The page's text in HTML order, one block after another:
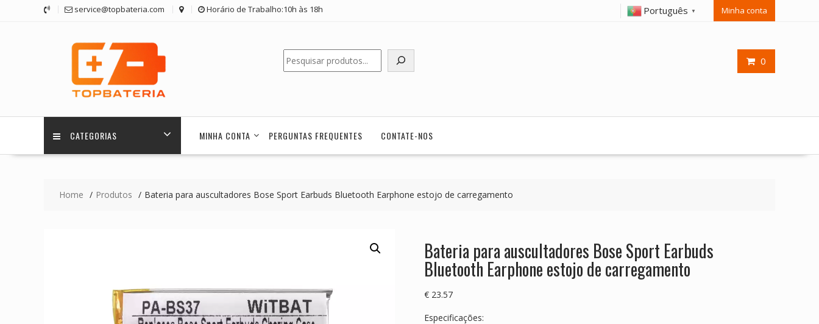
service@topbateria.com Horário de Trabalho:10h às 18h Português ▼ Minha conta
0
Pesquisar
CATEGORIAS MINHA CONTA PERGUNTAS FREQUENTES CONTATE-NOS
Home Produtos Bateria para auscultadores Bose Sport Earbuds Bluetooth Earphone estojo de carregamento
Bateria para auscultadores Bose Sport Earbuds
Bluetooth Earphone estojo de carregamento
€ 23.57
Especificações: